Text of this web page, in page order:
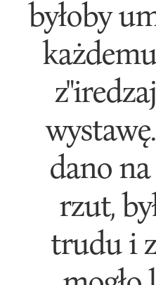
byłoby
dano
rzut,
trudu i